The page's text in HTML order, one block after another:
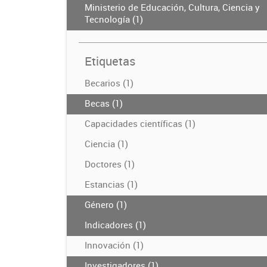
Ministerio de Educación, Cultura, Ciencia y
Tecnología (1)
Etiquetas
Becarios (1)
Becas (1)
Capacidades científicas (1)
Ciencia (1)
Doctores (1)
Estancias (1)
Género (1)
Indicadores (1)
Innovación (1)